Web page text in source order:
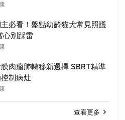
必看！盤點幼齡貓犬常見照護
心別踩雷
肉瘤肺轉移新選擇 SBRT精準
制病灶
查看更多